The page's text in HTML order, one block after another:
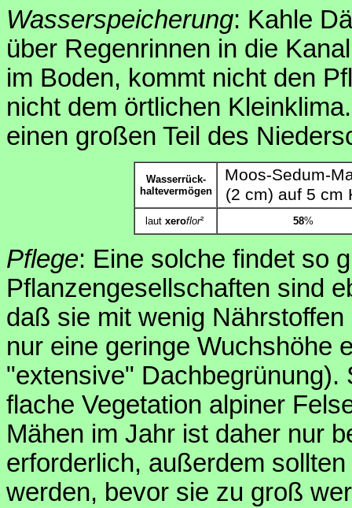
Wasserspeicherung: Kahle
über Regenrinnen in die
im Boden, kommt nicht den
nicht dem örtlichen
einen großen Teil des
Wasserrück-
haltevermögen
Moos-Sedum-
(2 cm) auf 5 cm
laut xeroflor² 58%
Pflege: Eine solche findet so
Pflanzengesellschaften sind
daß sie mit wenig
nur eine geringe Wuchshöhe
"extensive" Dachbegrünung).
flache Vegetation alpiner
Mähen im Jahr ist daher nur
erforderlich, außerdem
werden, bevor sie zu groß